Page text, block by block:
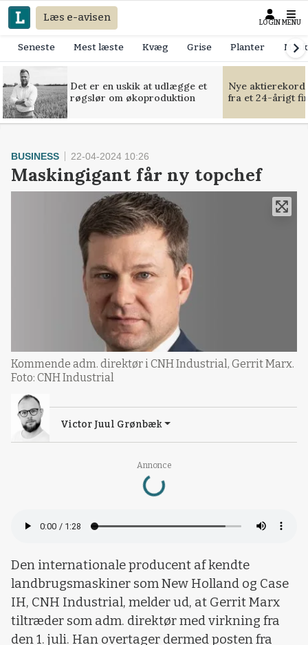
Læs e-avisen LOGIN MENU
Seneste Mest læste Kvæg Grise Planter
Det er en uskik at udlægge et
røgslør om økoproduktion
Nye
fra et 24-årigt
Annonce
Loading...
BUSINESS 22-04-2024 10:26
Maskingigant får ny topchef
Kommende adm. direktør i CNH Industrial, Gerrit Marx.
Foto: CNH Industrial
Victor Juul Grønbæk
Den internationale producent af kendte
landbrugsmaskiner som New Holland og Case
IH, CNH Industrial, melder ud, at Gerrit Marx
tiltræder som adm. direktør med virkning fra
den 1. juli. Han overtager dermed posten fra